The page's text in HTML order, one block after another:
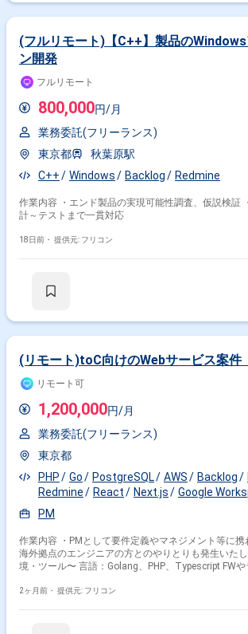
(フルリモート)【C++】製品の
ン開発
フルリモート
800,000円/月
業務委託(フリーランス)
東京都
秋葉原駅
C++
Windows Backlog Redmine
作業内容 ・エンド製品の実現可能性調査、仮説検証
計～テストまで一貫対応
18日前・ 提供元: フリコン
(リモート)toC向けのWebサービス案件
リモート可
1,200,000円/月
業務委託(フリーランス)
東京都
PHP
Go PostgreSQL AWS Backlog
Redmine
React Next.js
Google
PM
作業内容 ・PMとして要件定義やマネジメント等に携
海外拠点のエンジニアの方とのやりとりも発生いたします。 〜主
境・ツール〜 言語：Golang、PHP、Typescript FWや
Redmine、Backlog、Zoom、Slack、Google
2ヶ月前・ 提供元: フリコン